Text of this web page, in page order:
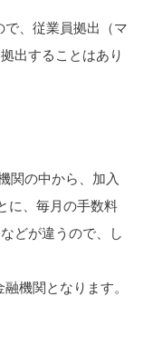
、従業員拠出（マ
出することはあり
関の中から、加入
に、毎月の手数料
どが違うので、し
機関となります。